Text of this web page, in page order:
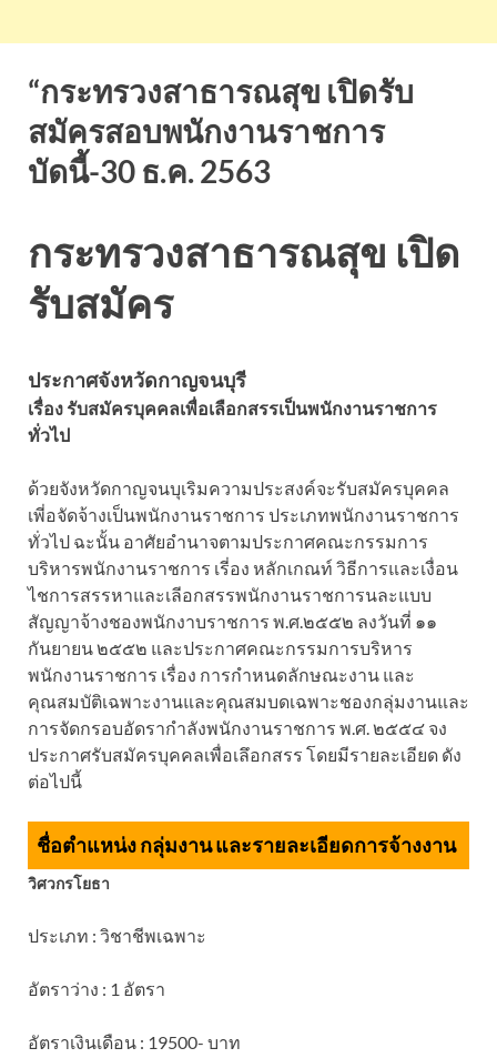
“กระทรวงสาธารณสุข เปิดรับ
สมัครสอบพนักงานราชการ
บัดนี้-30 ธ.ค. 2563
กระทรวงสาธารณสุข เปิด
รับสมัคร
ประกาศจังหวัดกาญจนบุรี
เรื่อง รับสมัครบุคคลเพื่อเลือกสรรเป็นพนักงานราชการ
ทั่วไป
ด้วยจังหวัดกาญจนบุเริมความประสงค์จะรับสมัครบุคคล
เพี่อจัดจ้างเป็นพนักงานราชการ ประเภทพนักงานราชการ
ทั่วไป ฉะนั้น อาศัยอำนาจตามประกาศคณะกรรมการ
บริหารพนักงานราชการ เรี่อง หลักเกณท์ วิธีการและเงื่อน
ไชการสรรหาและเลีอกสรรพนักงานราชการนละแบบ
สัญญาจ้างชองพนักงาบราชการ พ.ศ.๒๕๕๒ ลงวันที่ ๑๑
กันยายน ๒๕๕๒ และประกาศคณะกรรมการบริหาร
พนักงานราชการ เรื่อง การกำหนดลักษณะงาน และ
คุณสมบัติเฉพาะงานและคุณสมบดเฉพาะชองกลุ่มงานและ
การจัดกรอบอัดรากำลังพนักงานราชการ พ.ศ. ๒๕๕๔ จง
ประกาศรับสมัครบุคคลเพื่อเลึอกสรร โดยมีรายละเอียด ดัง
ต่อไปนี้
ชื่อตำแหน่ง กลุ่มงาน และรายละเอียดการจ้างงาน
วิศวกรโยธา
ประเภท : วิชาชีพเฉพาะ
อัตราว่าง : 1 อัตรา
อัตราเงินเดือน : 19500- บาท